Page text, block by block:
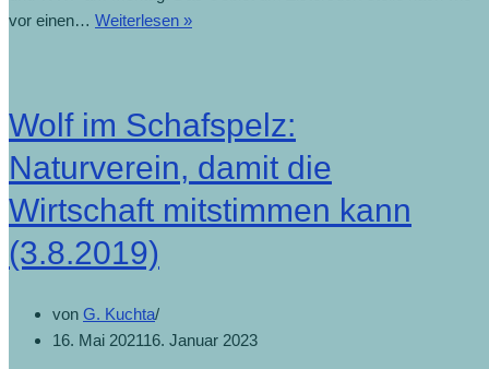
vor einen… Weiterlesen »
Wolf im Schafspelz:
Naturverein, damit die
Wirtschaft mitstimmen kann
(3.8.2019)
von G. Kuchta
16. Mai 202116. Januar 2023